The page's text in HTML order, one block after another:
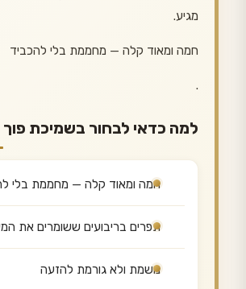
מגיע.
חמה ומאוד קלה — מחממת בלי להכביד
.
למה כדאי לבחור בשמיכת פוך
חמה ומאוד קלה — מחממת בלי
תפרים בריבועים ששומרים את
נושמת ולא גורמת להזעה